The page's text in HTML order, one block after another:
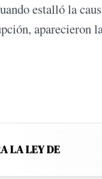
estalló la
aparecieron
LA LEY DE